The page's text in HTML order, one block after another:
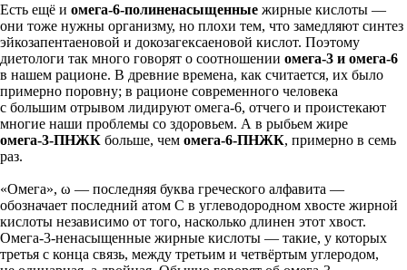
Есть ещё и омега-6-полиненасыщенные жирные кислоты —
они тоже нужны организму, но плохи тем, что замедляют синтез
эйкозапентаеновой и докозагексаеновой кислот. Поэтому
диетологи так много говорят о соотношении омега-3 и омега-6
в нашем рационе. В древние времена, как считается, их было
примерно поровну; в рационе современного человека
с большим отрывом лидируют омега-6, отчего и проистекают
многие наши проблемы со здоровьем. А в рыбьем ­жире
омега-3-­ПНЖК больше, чем оме­га-6-ПНЖК, при­мерно в семь
раз.
«Омега», ω — последняя буква греческого алфавита —
обозначает последний атом С в углеводородном хвосте жирной
кислоты независимо от того, насколько длинен этот хвост.
Омега-3-ненасыщенные жирные кислоты — такие, у которых
третья с конца связь, между третьим и четвёртым углеродом,